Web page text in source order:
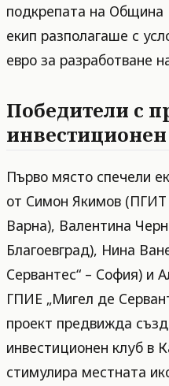
подкрепата на Община
екип разполагаше с
евро за разработване
Победители с
Първо място спечели
от Симон Якимов (ПГИТ
Варна), Валентина
Благоевград), Нина
Сервантес“ – София) и
ГПИЕ „Мигел де
проект предвижда
инвестиционен клуб в
стимулира местната